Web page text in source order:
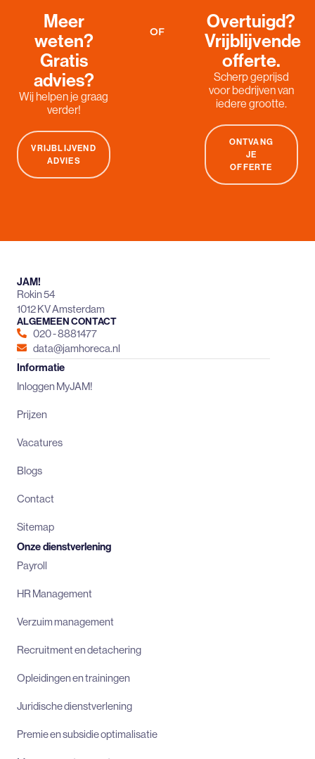
Meer
weten?
Gratis
advies?
Wij helpen je graag
verder!
VRIJBLIJVEND
ADVIES
OF
Overtuigd?
Vrijblijvende
offerte.
Scherp geprijsd
voor bedrijven van
iedere grootte.
ONTVANG
JE
OFFERTE
JAM!
Rokin 54
1012 KV Amsterdam
ALGEMEEN CONTACT
020 - 8881477
data@jamhoreca.nl
Informatie
Inloggen MyJAM!
Prijzen
Vacatures
Blogs
Contact
Sitemap
Onze dienstverlening
Payroll
HR Management
Verzuim management
Recruitment en detachering
Opleidingen en trainingen
Juridische dienstverlening
Premie en subsidie optimalisatie